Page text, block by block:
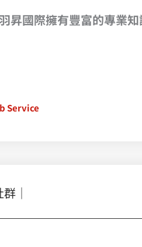
昇國際擁有豐富的專業
Service
｜